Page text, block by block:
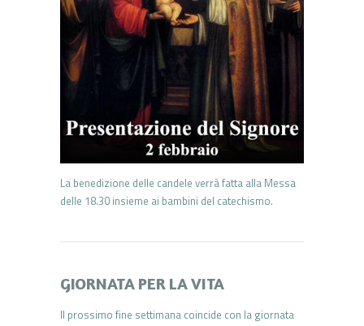
La benedizione delle candele verrà fatta alla Messa
delle 18.30 insieme ai bambini del catechismo.
GIORNATA PER LA VITA
Il prossimo fine settimana coincide con la giornata